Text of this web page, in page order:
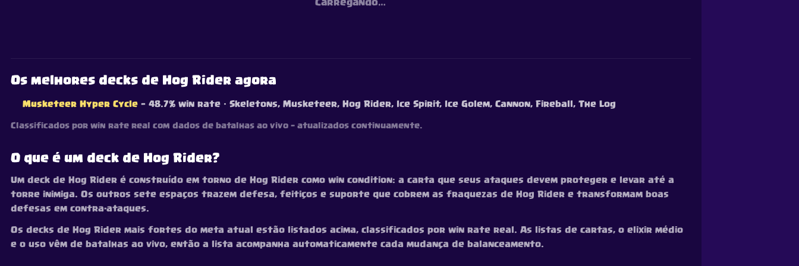
Carregando…
Os melhores decks de Hog Rider agora
Musketeer Hyper Cycle — 48.7% win rate · Skeletons, Musketeer, Hog Rider, Ice Spirit, Ice Golem, Cannon, Fireball, The Log
Classificados por win rate real com dados de batalhas ao vivo — atualizados continuamente.
O que é um deck de Hog Rider?
Um deck de Hog Rider é construído em torno de Hog Rider como win condition: a carta que seus ataques devem proteger e levar até a
torre inimiga. Os outros sete espaços trazem defesa, feitiços e suporte que cobrem as fraquezas de Hog Rider e transformam boas
defesas em contra-ataques.
Os decks de Hog Rider mais fortes do meta atual estão listados acima, classificados por win rate real. As listas de cartas, o elixir médio
e o uso vêm de batalhas ao vivo, então a lista acompanha automaticamente cada mudança de balanceamento.